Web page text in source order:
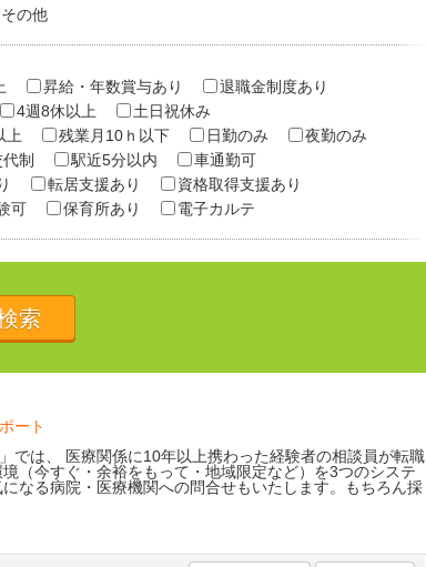
その他
昇給・年数賞与あり
退職金制度あり
4週8休以上
土日祝休み
上
残業月10ｈ以下 日勤のみ
夜勤のみ
制 駅近5分以内
車通勤可
転居支援あり
資格取得支援あり
可
保育所あり 電子カルテ
ート
では、 医療関係に10年以上携わった経験者の相談員が転職
（今すぐ・余裕をもって・地域限定など）を3つのシステ
なる病院・医療機関への問合せもいたします。もちろん採